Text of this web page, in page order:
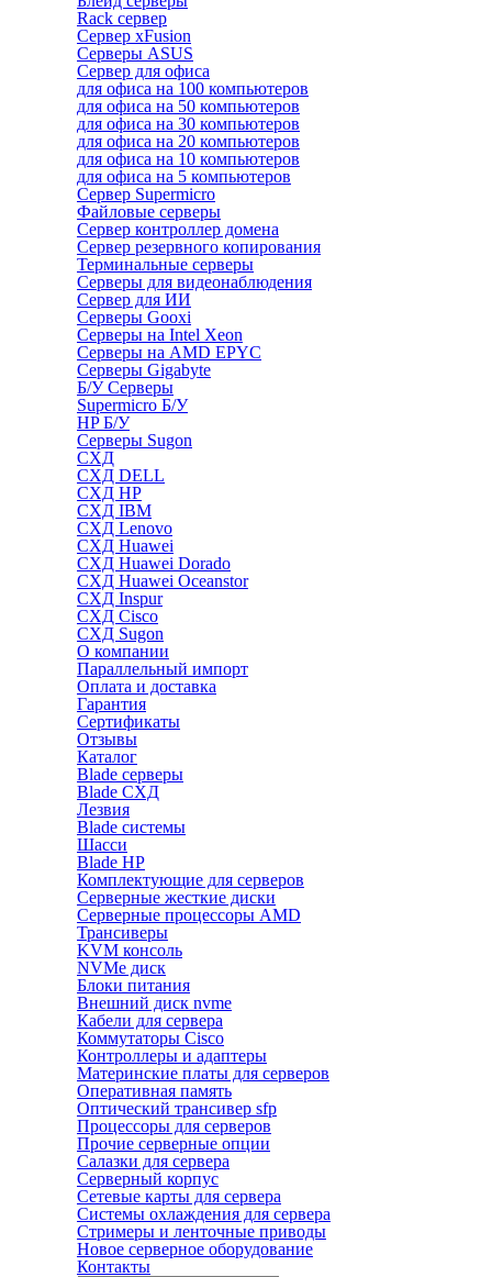
Rack сервер
Сервер xFusion
Серверы ASUS
Сервер для офиса
для офиса на 100 компьютеров
для офиса на 50 компьютеров
для офиса на 30 компьютеров
для офиса на 20 компьютеров
для офиса на 10 компьютеров
для офиса на 5 компьютеров
Сервер Supermicro
Файловые серверы
Сервер контроллер домена
Сервер резервного копирования
Терминальные серверы
Серверы для видеонаблюдения
Сервер для ИИ
Серверы Gooxi
Серверы на Intel Xeon
Серверы на AMD EPYC
Серверы Gigabyte
Б/У Серверы
Supermicro Б/У
HP Б/У
Серверы Sugon
СХД
СХД DELL
СХД HP
СХД IBM
СХД Lenovo
СХД Huawei
СХД Huawei Dorado
СХД Huawei Oceanstor
СХД Inspur
СХД Cisco
СХД Sugon
О компании
Параллельный импорт
Оплата и доставка
Гарантия
Сертификаты
Отзывы
Каталог
Blade серверы
Blade СХД
Лезвия
Blade системы
Шасси
Blade HP
Комплектующие для серверов
Серверные жесткие диски
Серверные процессоры AMD
Трансиверы
KVM консоль
NVMe диск
Блоки питания
Внешний диск nvme
Кабели для сервера
Коммутаторы Cisco
Контроллеры и адаптеры
Материнские платы для серверов
Оперативная память
Оптический трансивер sfp
Процессоры для серверов
Прочие серверные опции
Салазки для сервера
Серверный корпус
Сетевые карты для сервера
Системы охлаждения для сервера
Стримеры и ленточные приводы
Новое серверное оборудование
Контакты